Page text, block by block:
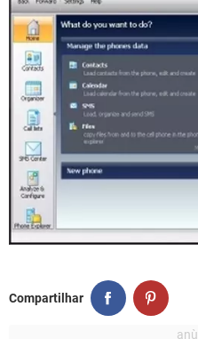
Compartilhar